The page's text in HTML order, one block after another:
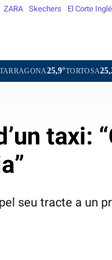
ZARA Skechers El Corte
TORTOSA25,2°MATARÓ23,5°
taxi:
seu tracte a un